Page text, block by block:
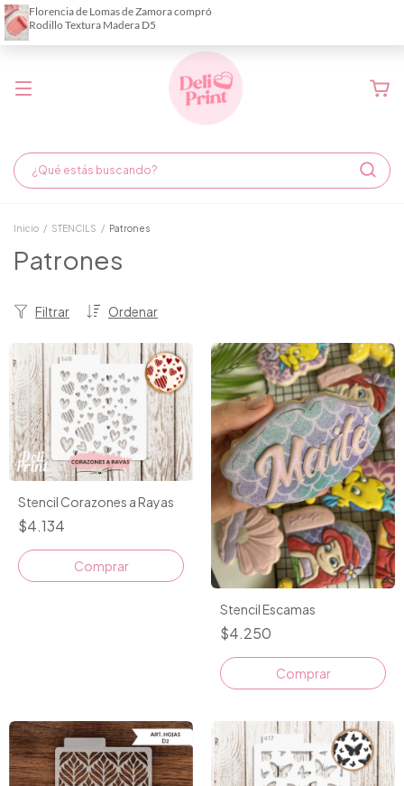
Demora de fabricación hasta 6 días hábiles
Inicio / STENCILS / Patrones
Patrones
Ordenar
Filtrar
Stencil Corazones a Rayas
$4.134
Stencil Escamas
$4.250